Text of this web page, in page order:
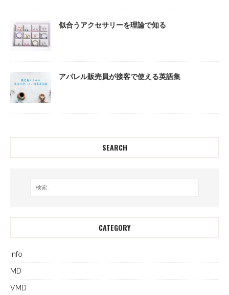
似合うアクセサリーを理論で知る
アパレル販売員が接客で使える英語集
SEARCH
CATEGORY
info
MD
VMD